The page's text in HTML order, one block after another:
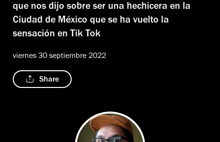
que nos dijo sobre ser una hechicera en la
Ciudad de México que se ha vuelto la
sensación en Tik Tok
viernes 30 septiembre 2022
Share